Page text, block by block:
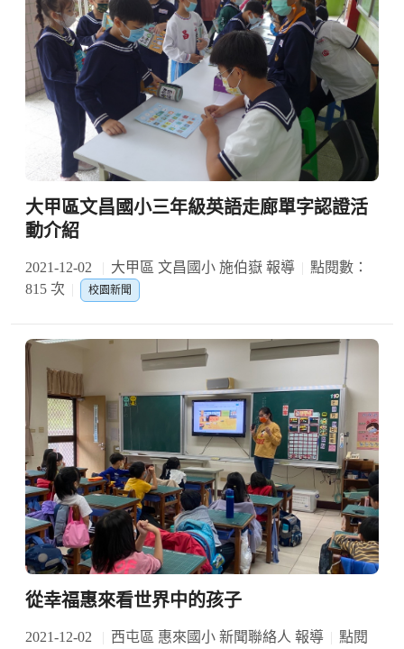
大甲區文昌國小三年級英語走廊單字認證活
動介紹
2021-12-02 大甲區 文昌國小 施伯嶽 報導
點閱數：
815 次
校園新聞
從幸福惠來看世界中的孩子
2021-12-02 西屯區 惠來國小 新聞聯絡人 報導
點閱